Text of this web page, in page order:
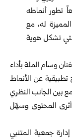
تطور أنماطه
له، مع
تشكل هوية
وسام الملة بأداء
عن الأنماط
بين الجانب النظري
أثرى المحتوى وسهّل
جمعية المتنبي